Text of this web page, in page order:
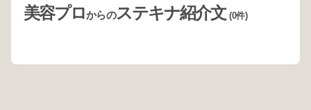
美容プロからのステキナ紹介文(0件)